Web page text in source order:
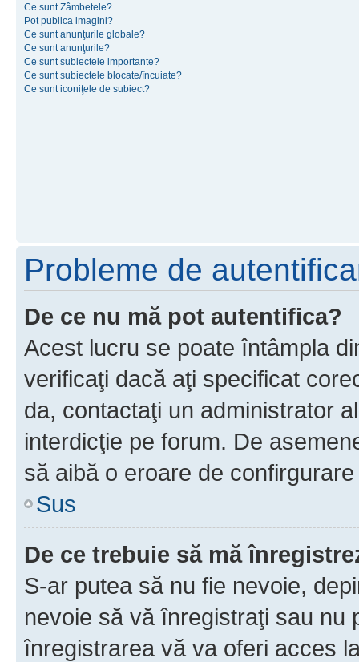
Ce sunt Zâmbetele?
Pot publica imagini?
Ce sunt anunţurile globale?
Ce sunt anunţurile?
Ce sunt subiectele importante?
Ce sunt subiectele blocate/încuiate?
Ce sunt iconiţele de subiect?
Probleme de
De ce nu mă pot autentifica?
Acest lucru se poate întâmpla
verificaţi dacă aţi specificat
da, contactaţi un administrator
interdicţie pe forum. De
să aibă o eroare de
Sus
De ce trebuie să mă
S-ar putea să nu fie nevoie,
nevoie să vă înregistraţi sau nu
înregistrarea vă va oferi acces